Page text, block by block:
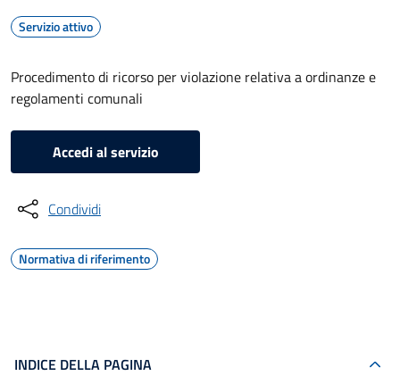
Servizio attivo
Procedimento di ricorso per violazione relativa a ordinanze e
regolamenti comunali
Accedi al servizio
Condividi
Normativa di riferimento
INDICE DELLA PAGINA